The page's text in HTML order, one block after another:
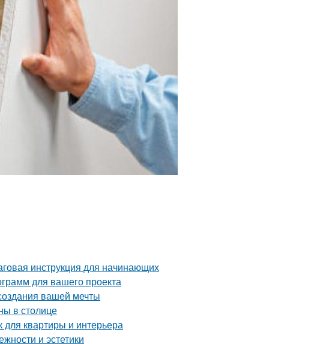
инструкция для начинающих
для вашего проекта
вашей мечты
в столице
квартиры и интерьера
и эстетики